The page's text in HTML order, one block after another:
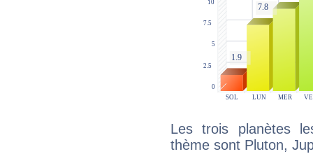
Les trois planètes
thème sont Pluton,